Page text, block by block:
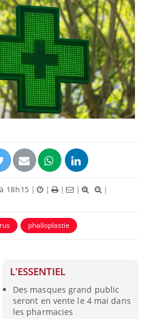
18h15 | | | |
|
phalloplastie
L'ESSENTIEL
Des masques grand public
seront en vente le 4 mai dans
les pharmacies